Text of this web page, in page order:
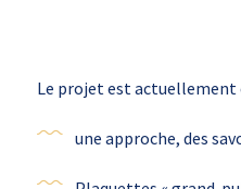
Le projet est actuellement
une approche, des